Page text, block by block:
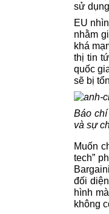
sử
EU
nhằm
khá
thị tin
quốc
sẽ bị
Báo
và sự
Muốn
tech”
đối
hình
không